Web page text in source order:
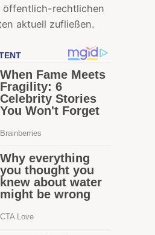
öffentlich-rechtlichen
aktuell zufließen.